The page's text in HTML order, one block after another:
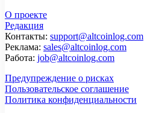
О проекте
Редакция
Контакты: support@altcoinlog.com
Реклама: sales@altcoinlog.com
Работа: job@altcoinlog.com
Предупреждение о рисках
Пользовательское соглашение
Политика конфиденциальности